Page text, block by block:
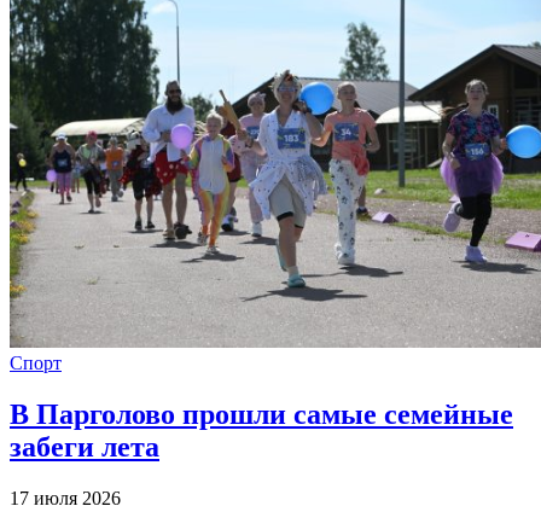
Спорт
В Парголово прошли самые семейные
забеги лета
17 июля 2026